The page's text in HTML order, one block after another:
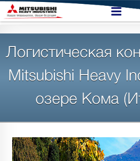
Логистическая
Mitsubishi Heavy
озере Кома